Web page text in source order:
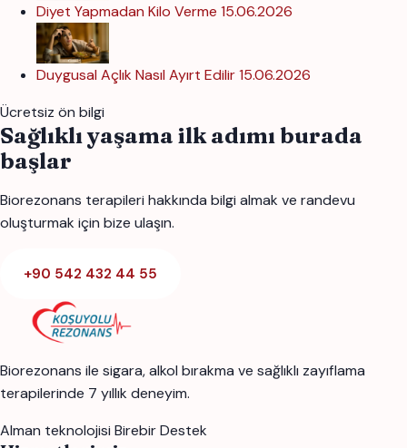
Diyet Yapmadan Kilo Verme 15.06.2026
Duygusal Açlık Nasıl Ayırt Edilir15.06.2026
Ücretsiz ön bilgi
Sağlıklı yaşama ilk adımı burada
başlar
Biorezonans terapileri hakkında bilgi almak ve randevu
oluşturmak için bize ulaşın.
+90 542 432 44 55
Biorezonans ile sigara, alkol bırakma ve sağlıklı zayıflama
terapilerinde 7 yıllık deneyim.
Alman teknolojisi Birebir Destek